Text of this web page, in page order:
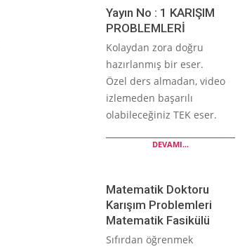
Yayın No : 1 KARIŞIM
PROBLEMLERİ
Kolaydan zora doğru
hazırlanmış bir eser.
Özel ders almadan, video
izlemeden başarılı
olabileceğiniz TEK eser.
DEVAMI...
Matematik Doktoru
Karışım Problemleri
Matematik Fasikülü
Sıfırdan öğrenmek